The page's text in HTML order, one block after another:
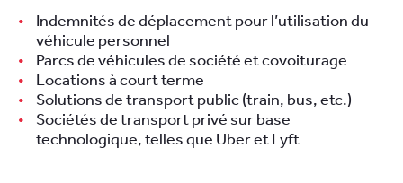
Indemnités de déplacement pour l’utilisation du
véhicule personnel
Parcs de véhicules de société et covoiturage
Locations à court terme
Solutions de transport public (train, bus, etc.)
Sociétés de transport privé sur base
technologique, telles que Uber et Lyft